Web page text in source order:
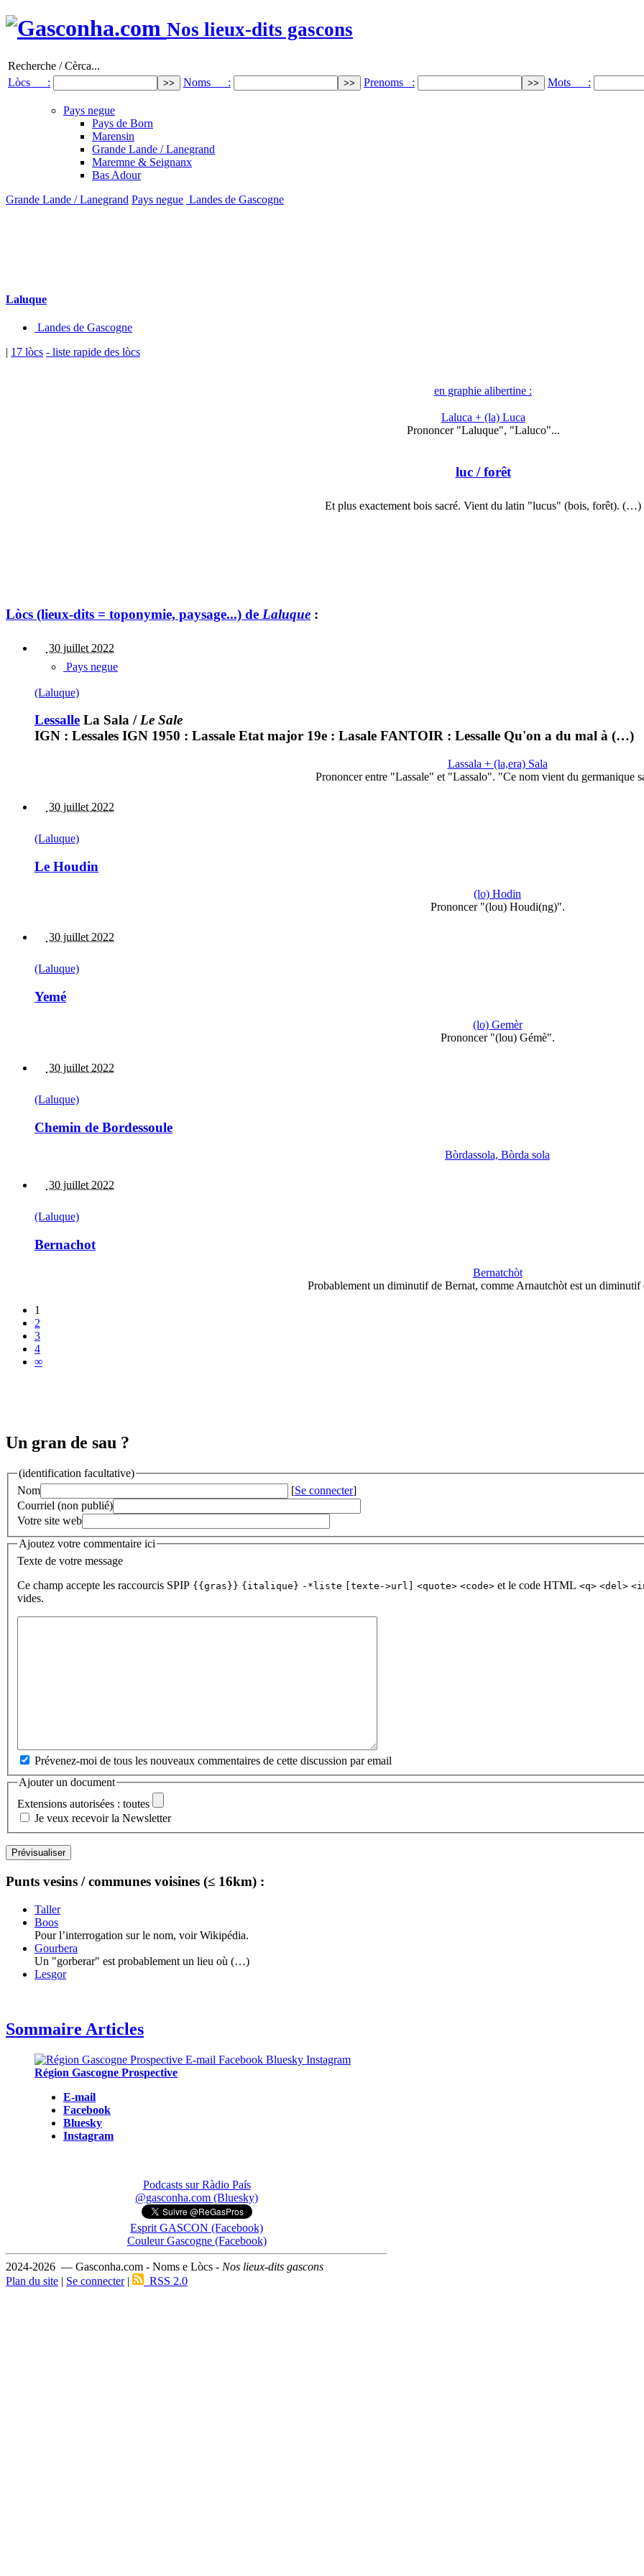
Nos lieux-dits gascons
Recherche / Cèrca...
Lòcs :
Noms : Prenoms : Mots :
Pays negue
Pays de Born
Marensin
Grande Lande / Lanegrand
Maremne & Seignanx
Bas Adour
Grande Lande / Lanegrand Pays negue Landes de Gascogne
Laluque
Landes de Gascogne
| 17 lòcs - liste rapide des lòcs
en graphie alibertine :
Laluca + (la) Luca
Prononcer "Laluque", "Laluco"...
luc/ forêt
Et plus exactement bois sacré. Vient du latin "lucus" (bois, forêt). (…)
Lòcs (lieux-dits = toponymie, paysage...) de Laluque :
30 juillet 2022
Pays negue
(Laluque)
Lessalle La Sala /Le Sale
IGN : Lessales IGN 1950 : Lassale Etat major 19e : Lasale FANTOIR : Lessalle Qu'on a du mal à (…)
Lassala + (la,era) Sala
Prononcer entre "Lassale" et "Lassalo". "Ce nom vient du germanique
30 juillet 2022
(Laluque)
Le Houdin
(lo) Hodin
Prononcer "(lou) Houdi(ng)".
30 juillet 2022
(Laluque)
Yemé
(lo) Gemèr
Prononcer "(lou) Gémè".
30 juillet 2022
(Laluque)
Chemin de Bordessoule
Bòrdassola, Bòrda sola
30 juillet 2022
(Laluque)
Bernachot
Bernatchòt
Probablement un diminutif de Bernat, comme Arnautchòt est un diminutif
1
2
3
4
∞
Un gran de sau ?
(identification facultative)
Nom
[Se connecter]
Courriel (non publié)
Votre site web
Ajoutez votre commentaire ici
Texte de votre message
Ce champ accepte les raccourcis SPIP {{gras}} {italique} -*liste [texte->url] <quote> <code> et le code HTML <q> <del>
vides.
Prévenez-moi de tous les nouveaux commentaires de cette discussion par email
Ajouter un document
Extensions autorisées : toutes
Je veux recevoir la Newsletter
Punts vesins / communes voisines (≤ 16km) :
Taller
Boos
Pour l’interrogation sur le nom, voir Wikipédia.
Gourbera
Un "gorberar" est probablement un lieu où (…)
Lesgor
Sommaire Articles
Région Gascogne Prospective
E-mail
Facebook
Bluesky
Instagram
Podcasts sur Ràdio País
@gasconha.com (Bluesky)
Esprit GASCON (Facebook)
Couleur Gascogne (Facebook)
2024-2026 — Gasconha.com - Noms e Lòcs - Nos lieux-dits gascons
Plan du site | Se connecter| RSS 2.0